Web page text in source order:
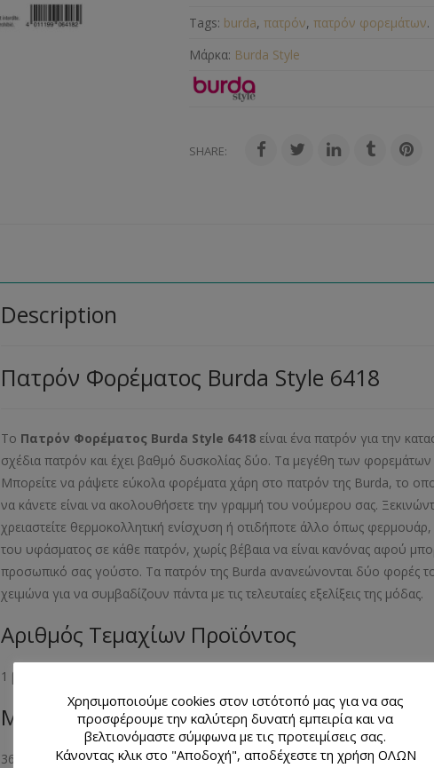
Tags: burda,πατρόν,πατρόν φορεμάτων.
Μάρκα: Burda Style
SHARE:
Description
Πατρόν Φορέματος Burda Style 6418
Το Πατρόν Φορέματος Burda Style 6418 είναι ένα πατρόν για την
σχέδια πατρόν και έχει βαθμό δυσκολίας δύο. Τα μεγέθη των φορεμάτων
Μπορείτε να ράψετε εύκολα φορέματα χάρη στο πατρόν της Burda, το
να κάνετε είναι να ακολουθήσετε την γραμμή του νούμερου σας.
χρειαστείτε θερμοκολλητική ενίσχυση ή οτιδήποτε άλλο όπως
του υφάσματος σε κάθε πατρόν, χωρίς βέβαια να είναι κανόνας αφού
προσωπικό σας γούστο. Τα πατρόν της Burda ανανεώνονται δύο φορές
χειμώνα για να συμβαδίζουν πάντα με τις τελευταίες εξελίξεις της
Αριθμός Τεμαχίων Προϊόντος
1 βιβλιαράκι με 2 σχέδια πατρόν
Μέγεθος Προϊόντος
36- 38- 40- 42- 44- 46
Χρησιμοποιούμε cookies στον ιστότοπό μας για να σας
προσφέρουμε την καλύτερη δυνατή εμπειρία και να
βελτιονόμαστε σύμφωνα με τις προτειμίσεις σας.
Κάνοντας κλικ στο "Αποδοχή", αποδέχεστε τη χρήση ΟΛΩΝ